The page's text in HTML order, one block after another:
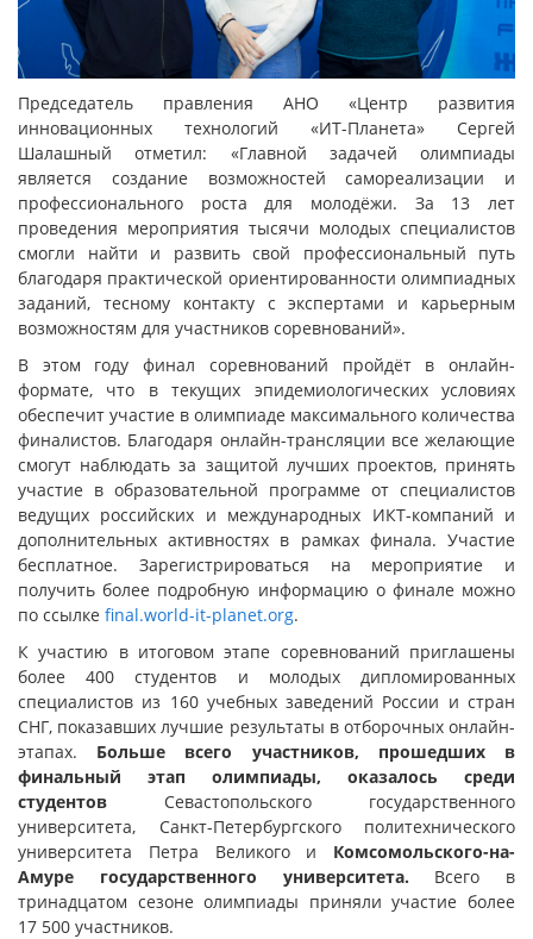
Председатель правления АНО «Центр развития
инновационных технологий «ИТ-Планета» Сергей
Шалашный отметил: «Главной задачей олимпиады
является создание возможностей самореализации и
профессионального роста для молодёжи. За 13 лет
проведения мероприятия тысячи молодых специалистов
смогли найти и развить свой профессиональный путь
благодаря практической ориентированности олимпиадных
заданий, тесному контакту с экспертами и карьерным
возможностям для участников соревнований».
В этом году финал соревнований пройдёт в онлайн-
формате, что в текущих эпидемиологических условиях
обеспечит участие в олимпиаде максимального количества
финалистов. Благодаря онлайн-трансляции все желающие
смогут наблюдать за защитой лучших проектов, принять
участие в образовательной программе от специалистов
ведущих российских и международных ИКТ-компаний и
дополнительных активностях в рамках финала. Участие
бесплатное. Зарегистрироваться на мероприятие и
получить более подробную информацию о финале можно
по ссылке final.world-it-planet.org.
К участию в итоговом этапе соревнований приглашены
более 400 студентов и молодых дипломированных
специалистов из 160 учебных заведений России и стран
СНГ, показавших лучшие результаты в отборочных онлайн-
этапах. Больше всего участников, прошедших в
финальный этап олимпиады, оказалось среди
студентов Севастопольского государственного
университета, Санкт-Петербургского политехнического
университета Петра Великого и Комсомольского-на-
Амуре государственного университета. Всего в
тринадцатом сезоне олимпиады приняли участие более
17 500 участников.